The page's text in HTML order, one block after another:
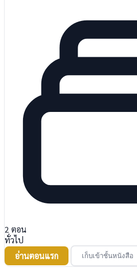
2 ตอน
ทั่วไป
อ่านตอนแรก
เก็บเข้าชั้นหนังสือ